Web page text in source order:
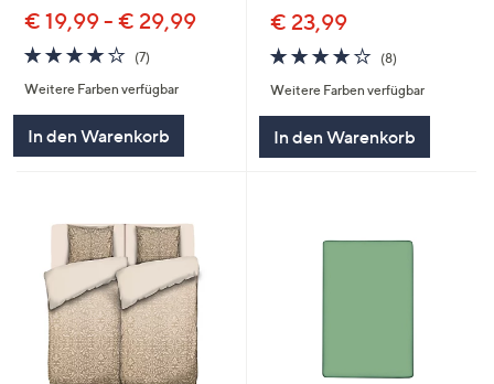
€ 19,99 - € 29,99
4.0
von
5
(7)
Weitere Farben verfügbar
In den Warenkorb
€ 23,99
3.9
von
5
(8)
Weitere Farben verfügbar
In den Warenkorb